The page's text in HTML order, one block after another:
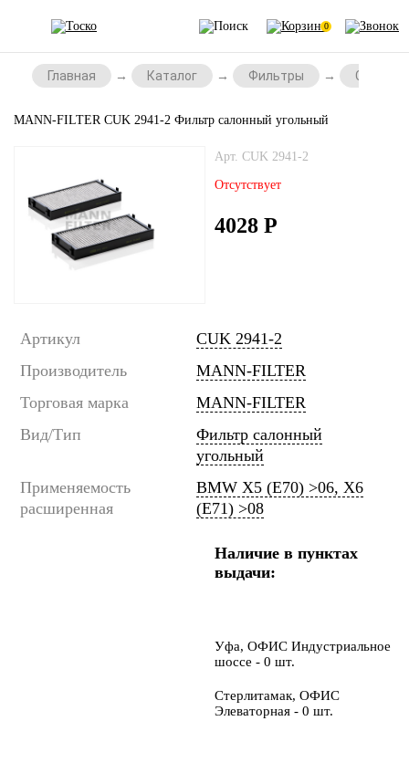
0
Главная Каталог Фильтры
MANN-FILTER CUK 2941-2 Фильтр салонный угольный
Арт. CUK 2941-2
Отсутствует
4028 Р
Артикул
CUK 2941-2
Производитель
MANN-FILTER
Торговая марка
MANN-FILTER
Вид/Тип
Фильтр салонный
угольный
Применяемость
расширенная
BMW X5 (E70) >06, X6
(E71) >08
Наличие в пунктах
выдачи:
Уфа, ОФИС Индустриальное
шоссе - 0 шт.
Стерлитамак, ОФИС
Элеваторная - 0 шт.